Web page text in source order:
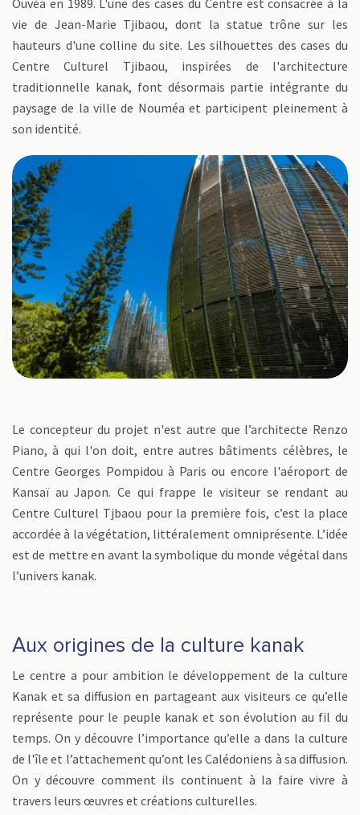
Ouvéa en 1989. L'une des cases du Centre est consacrée à la
vie de Jean-Marie Tjibaou, dont la statue trône sur les
hauteurs d'une colline du site. Les silhouettes des cases du
Centre Culturel Tjibaou, inspirées de l'architecture
traditionnelle kanak, font désormais partie intégrante du
paysage de la ville de Nouméa et participent pleinement à
son identité.
Le concepteur du projet n'est autre que l’architecte Renzo
Piano, à qui l'on doit, entre autres bâtiments célèbres, le
Centre Georges Pompidou à Paris ou encore l'aéroport de
Kansaï au Japon. Ce qui frappe le visiteur se rendant au
Centre Culturel Tjbaou pour la première fois, c’est la place
accordée à la végétation, littéralement omniprésente. L’idée
est de mettre en avant la symbolique du monde végétal dans
l’univers kanak.
Aux origines de la culture kanak
Le centre a pour ambition le développement de la culture
Kanak et sa diffusion en partageant aux visiteurs ce qu’elle
représente pour le peuple kanak et son évolution au fil du
temps. On y découvre l’importance qu’elle a dans la culture
de l'île et l’attachement qu’ont les Calédoniens à sa diffusion.
On y découvre comment ils continuent à la faire vivre à
travers leurs œuvres et créations culturelles.